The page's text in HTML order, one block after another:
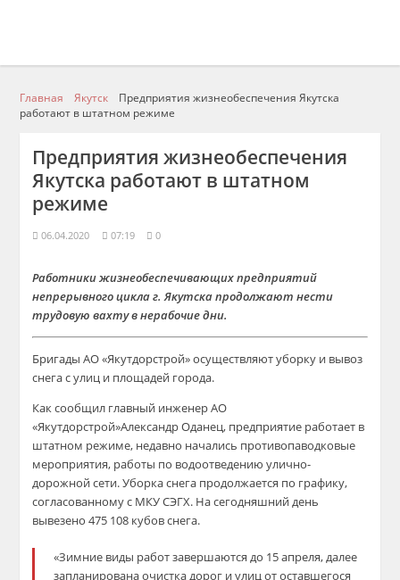
Главная Якутск
Предприятия жизнеобеспечения Якутска
работают в штатном режиме
Предприятия жизнеобеспечения
Якутска работают в штатном
режиме
06.04.2020 07:19 0
Работники жизнеобеспечивающих предприятий
непрерывного цикла г. Якутска продолжают нести
трудовую вахту в нерабочие дни.
Бригады АО «Якутдорстрой» осуществляют уборку и вывоз
снега с улиц и площадей города.
Как сообщил главный инженерАО
«Якутдорстрой»АлександрОданец, предприятие работает в
штатном режиме, недавно начались противопаводковые
мероприятия, работы по водоотведению улично-
дорожной сети. Уборка снега продолжается по графику,
согласованному с МКУ СЭГХ. На сегодняшний день
вывезено 475 108 кубов снега.
«Зимние виды работ завершаются до 15 апреля, далее
запланирована очистка дорог и улиц от оставшегося